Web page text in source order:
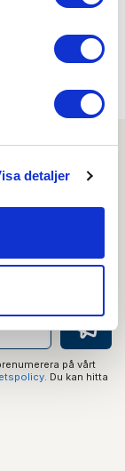
detaljer
få tips,
inkorg.
på vårt
. Du kan hitta